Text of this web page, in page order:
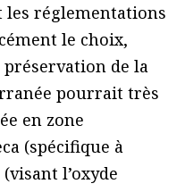
les réglementations
le choix,
de la
pourrait très
en zone
(spécifique à
l’oxyde